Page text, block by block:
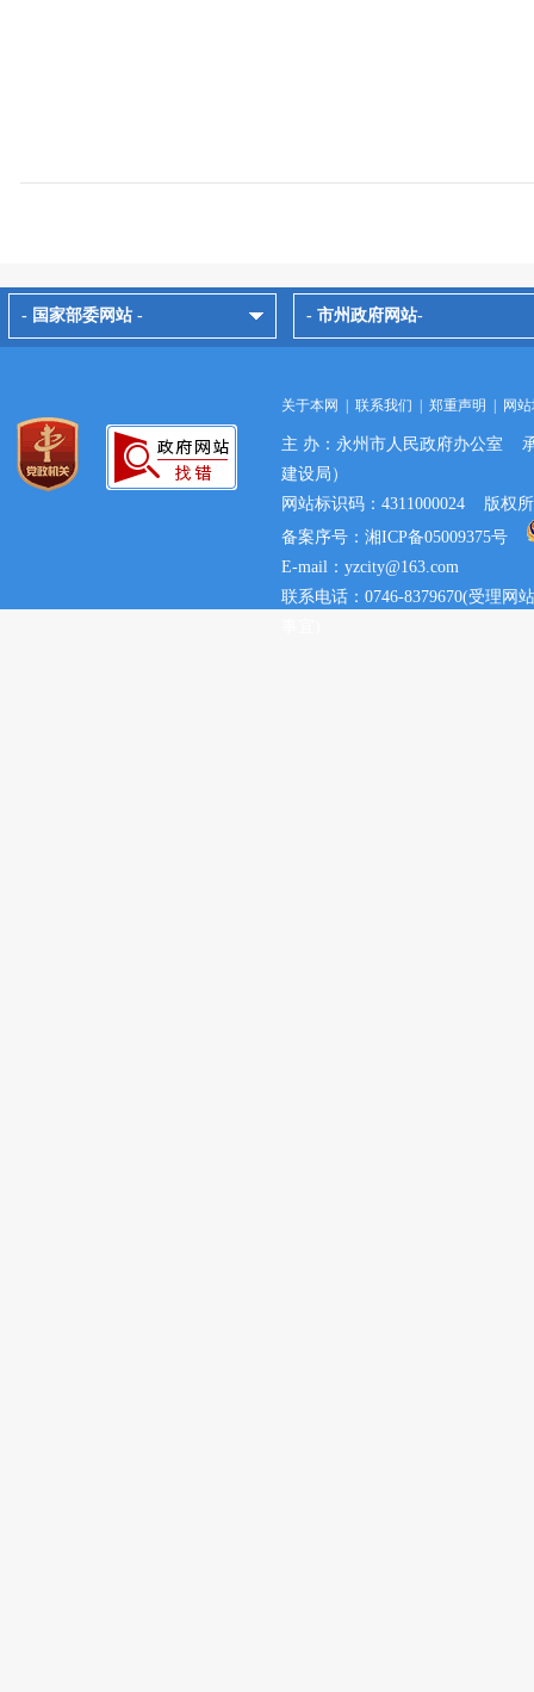
- 国家部委网站 - - 市州政府网站-
关于本网 联系我们 郑重声明 网
主 办：永州市人民政府办公室
建设局）
网站标识码：4311000024 版权
备案序号：湘ICP备05009375号
E-mail：yzcity@163.com
联系电话：0746-8379670(受理网